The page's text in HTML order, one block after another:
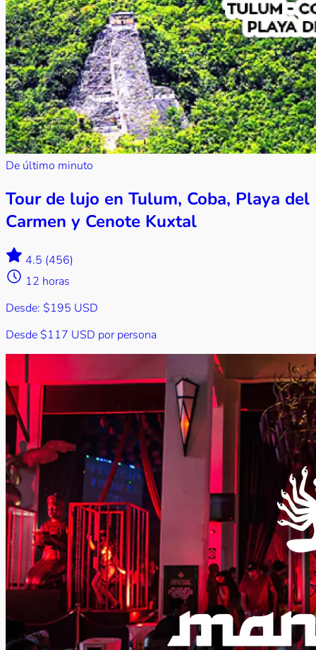
De último minuto
Tour de lujo en Tulum, Coba, Playa del
Carmen y Cenote Kuxtal
4.5 (456)
12 horas
Desde: $195 USD
Desde $117 USD por persona